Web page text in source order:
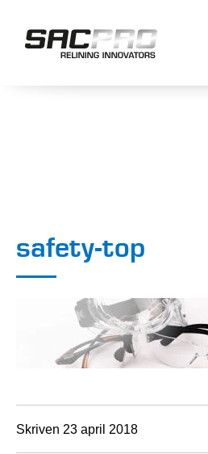
safety-top
Skriven 23 april 2018